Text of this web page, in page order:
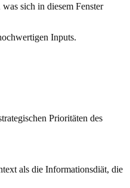
sich in diesem Fenster
Inputs.
Prioritäten des
als die Informationsdiät, die